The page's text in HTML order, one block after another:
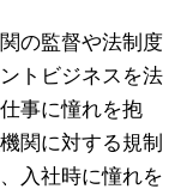
の監督や法制度
トビジネスを法
事に憧れを抱
関に対する規制
入社時に憧れを